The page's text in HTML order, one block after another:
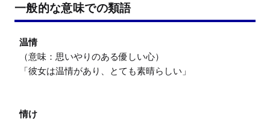
一般的な意味での類語
温情
（意味：思いやりのある優しい心）
「彼女は温情があり、とても素晴らしい」
情け